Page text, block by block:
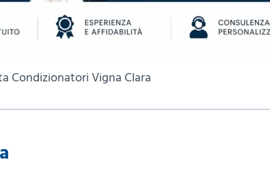
Condizionatori Vigna Clara